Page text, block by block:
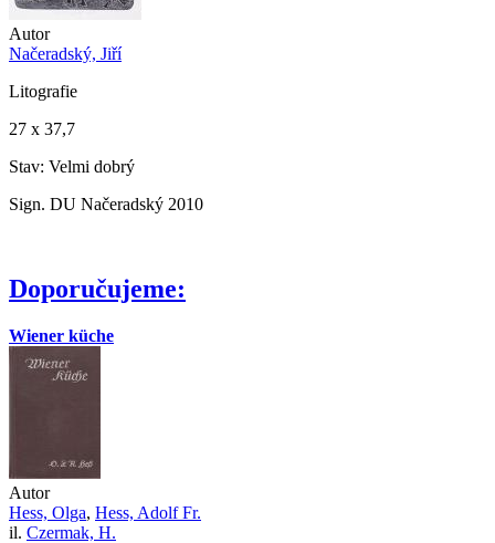
Autor
Načeradský, Jiří
Litografie
27 x 37,7
Stav: Velmi dobrý
Sign. DU Načeradský 2010
Doporučujeme:
Wiener küche
Autor
Hess, Olga, Hess, Adolf Fr.
il. Czermak, H.